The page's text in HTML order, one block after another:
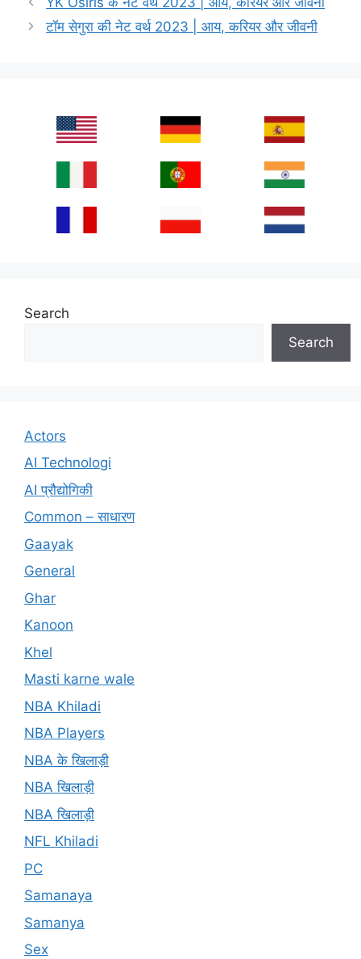
टॉम सेगुरा की नेट वर्थ 2023 | आय, करियर और जीवनी
Search
Search
Actors
AI Technologi
AI प्रौद्योगिकी
Common – साधारण
Gaayak
General
Ghar
Kanoon
Khel
Masti karne wale
NBA Khiladi
NBA Players
NBA के खिलाड़ी
NBA खिलाड़ी
NBA खिलाड़ी
NFL Khiladi
PC
Samanaya
Samanya
Sex